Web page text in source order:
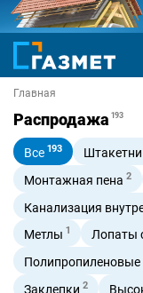
Главная
Распродажа 193
Все 193
Монтажная пена 2
Канализация
Метлы 1 Лопаты
Полипропиленовые
Заклепки 2